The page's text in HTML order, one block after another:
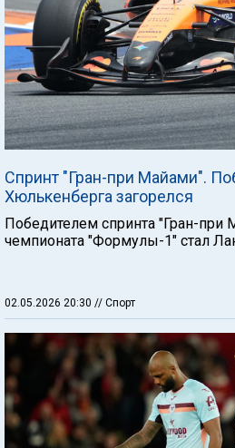
Спринт "Гран-при Майами".
Хюлькенберга загорелся
Победителем спринта "Гран-при
чемпионата "Формулы-1" стал
02.05.2026 20:30 // Спорт